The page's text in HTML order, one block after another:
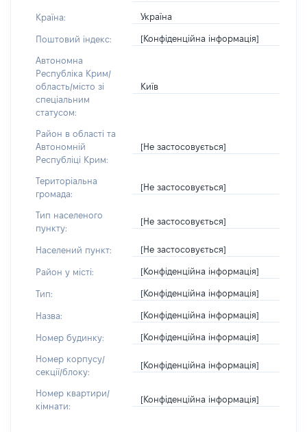
Країна: Україна
Поштовий індекс: [Конфіденційна інформація]
Автономна
Республіка Крим/
область/місто зі
спеціальним
статусом:
Київ
Район в області та
Автономній
Республіці Крим:
[Не застосовується]
Територіальна
громада:
[Не застосовується]
Тип населеного
пункту:
[Не застосовується]
Населений пункт: [Не застосовується]
Район у місті: [Конфіденційна інформація]
Тип: [Конфіденційна інформація]
Назва: [Конфіденційна інформація]
Номер будинку: [Конфіденційна інформація]
Номер корпусу/
секції/блоку:
[Конфіденційна інформація]
Номер квартири/
кімнати:
[Конфіденційна інформація]